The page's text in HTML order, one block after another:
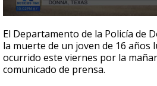
seconds
of
27
seconds
El Departamento de la Policía de
la muerte de un joven de 16 años
ocurrido este viernes por la
comunicado de prensa.